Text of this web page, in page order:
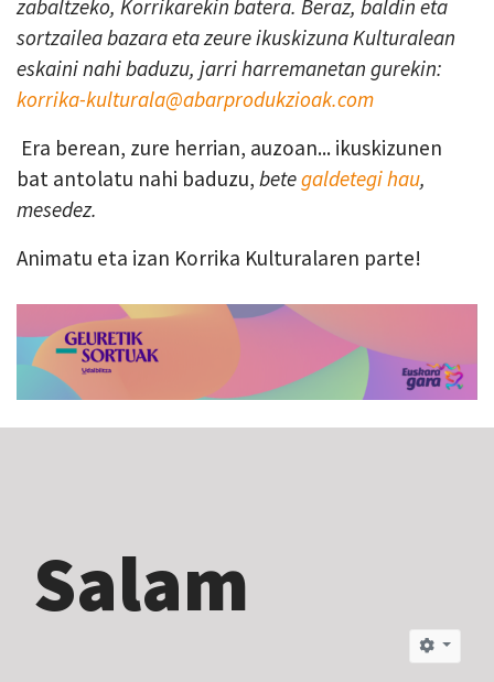
zabaltzeko, Korrikarekin batera. Beraz, baldin eta
sortzailea bazara eta zeure ikuskizuna Kulturalean
eskaini nahi baduzu, jarri harremanetan gurekin:
korrika-kulturala@abarprodukzioak.com
Era berean, zure herrian, auzoan... ikuskizunen
bat antolatu nahi baduzu, betegaldetegi hau,
mesedez.
Animatu eta izan Korrika Kulturalaren parte!
Salam